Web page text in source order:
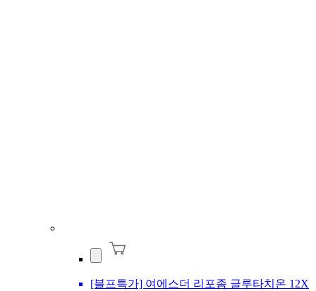
[블프특가] 여에스더 리포좀 글루타치온 12X